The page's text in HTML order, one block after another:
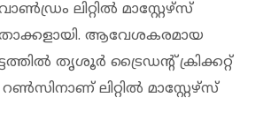
ലിറ്റിൽ മാസ്റ്റേഴ്സ്
ആവേശകരമായ
തൃശൂർ ട്രൈഡന്റ് ക്രിക്കറ്റ്
ലിറ്റിൽ മാസ്റ്റേഴ്സ്